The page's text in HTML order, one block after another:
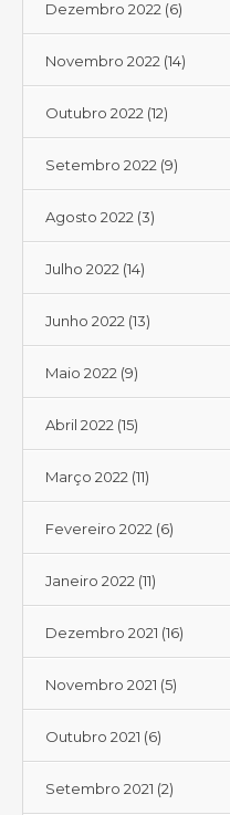
Dezembro 2022 (6)
Novembro 2022 (14)
Outubro 2022 (12)
Setembro 2022 (9)
Agosto 2022 (3)
Julho 2022 (14)
Junho 2022 (13)
Maio 2022 (9)
Abril 2022 (15)
Março 2022 (11)
Fevereiro 2022 (6)
Janeiro 2022 (11)
Dezembro 2021 (16)
Novembro 2021 (5)
Outubro 2021 (6)
Setembro 2021 (2)